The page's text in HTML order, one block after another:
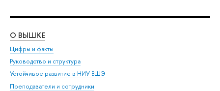
О ВЫШКЕ
Цифры и факты
Руководство и структура
Устойчивое развитие в НИУ ВШЭ
Преподаватели и сотрудники